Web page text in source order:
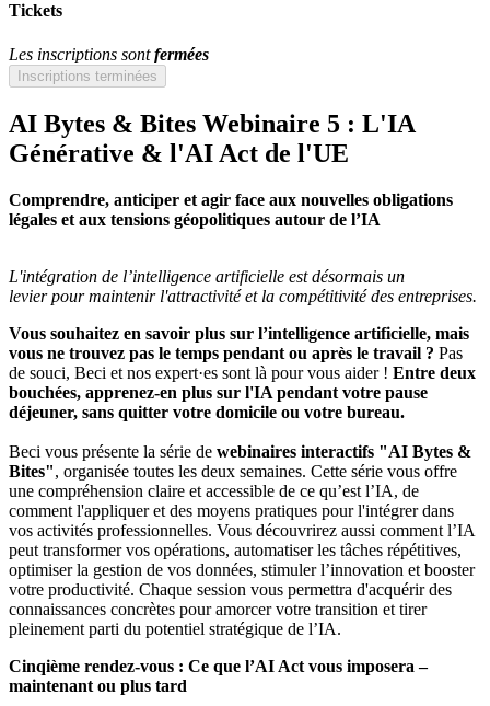
Tickets
Les inscriptions sontfermées
Inscriptions terminées
AI Bytes & Bites Webinaire 5 : L'IA
Générative & l'AI Act de l'UE
Comprendre, anticiper et agir face aux nouvelles obligations
légales et aux tensions géopolitiques autour de l’IA
L'intégration de l’intelligence artificielle est désormais un
levier pour maintenir l'attractivité et la compétitivité des entreprises.
Vous souhaitez en savoir plus sur l’intelligence artificielle, mais
vous ne trouvez pas le temps pendant ou après le travail ? Pas
de souci, Beci et nos expert·es sont là pour vous aider ! Entre deux
bouchées, apprenez-en plus sur l'IA pendant votre pause
déjeuner, sans quitter votre domicile ou votre bureau.
Beci vous présente la série de webinaires interactifs "AI Bytes &
Bites", organisée toutes les deux semaines. Cette série vous offre
une compréhension claire et accessible de ce qu’est l’IA, de
comment l'appliquer et des moyens pratiques pour l'intégrer dans
vos activités professionnelles. Vous découvrirez aussi comment l’IA
peut transformer vos opérations, automatiser les tâches répétitives,
optimiser la gestion de vos données, stimuler l’innovation et booster
votre productivité. Chaque session vous permettra d'acquérir des
connaissances concrètes pour amorcer votre transition et tirer
pleinement parti du potentiel stratégique de l’IA.
Cinqième rendez-vous : Ce que l’AI Act vous imposera –
maintenant ou plus tard